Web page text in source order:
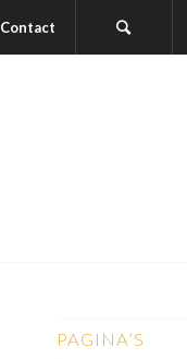
Contact
PAGINA’S